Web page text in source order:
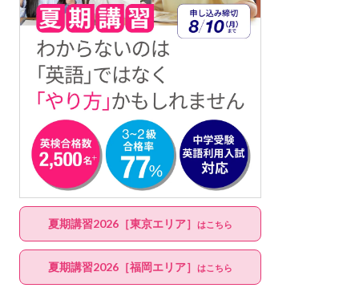
夏期講習2026［東京エリア］ はこちら
夏期講習2026［福岡エリア］ はこちら